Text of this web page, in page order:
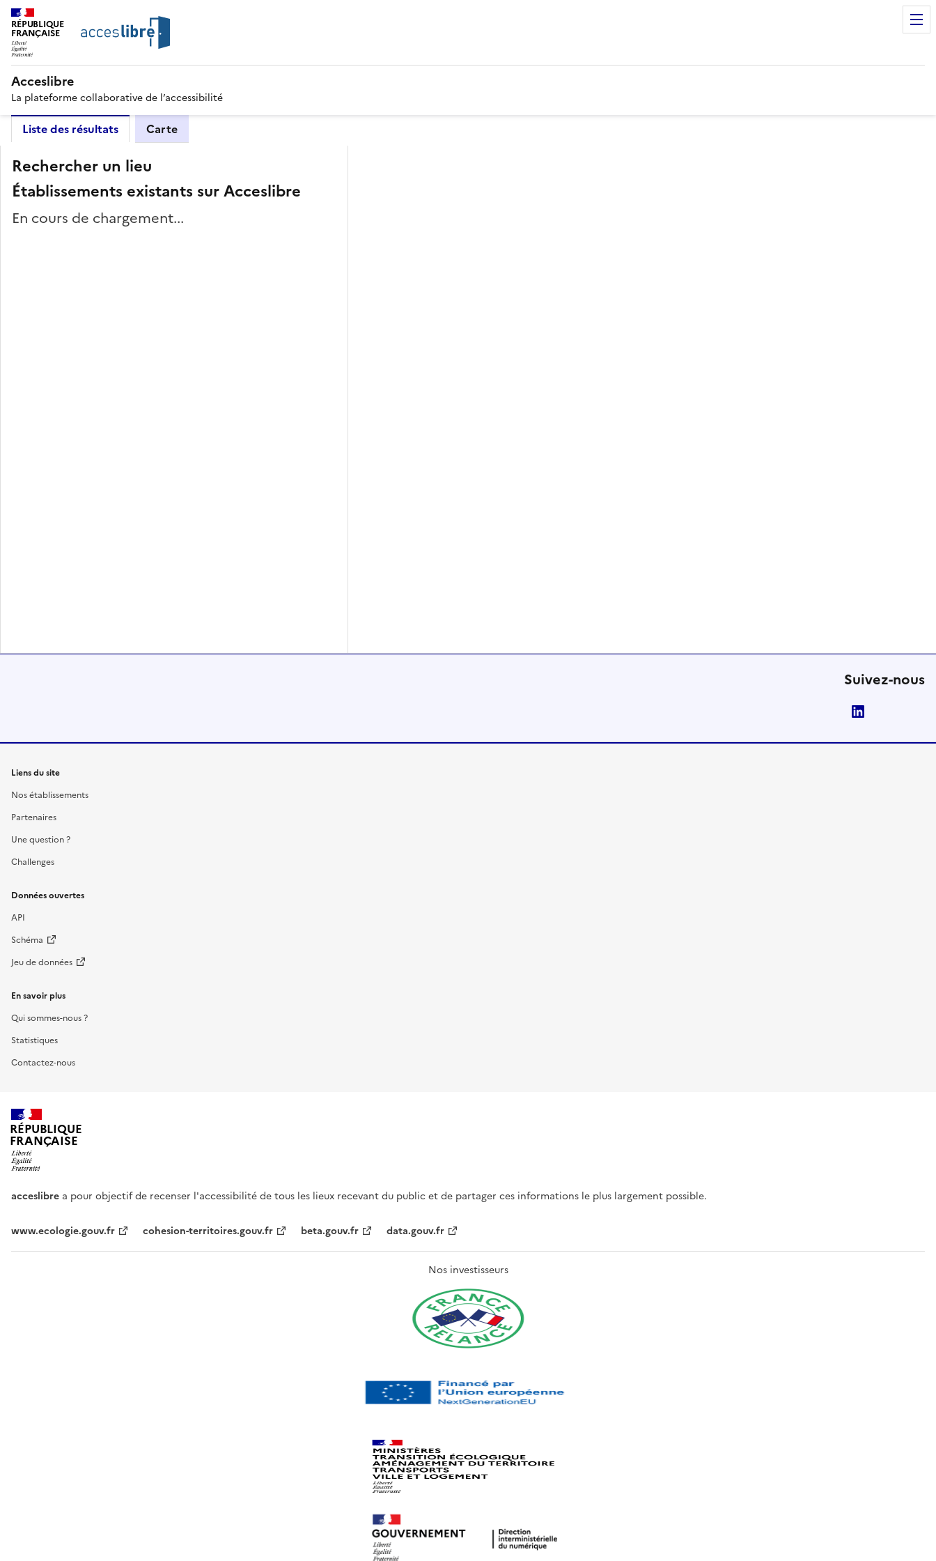
RÉPUBLIQUE
FRANÇAISE
Acceslibre
La plateforme collaborative de l’accessibilité
Liste des résultats Carte
Rechercher un lieu
Établissements existants sur Acceslibre
En cours de chargement...
Suivez-nous
Liens du site
Nos établissements
Partenaires
Une question ?
Challenges
Données ouvertes
API
Schéma
Jeu de données
En savoir plus
Qui sommes-nous ?
Statistiques
Contactez-nous
RÉPUBLIQUE
FRANÇAISE
acceslibre a pour objectif de recenser l'accessibilité de tous les lieux recevant du public et de partager ces informations le plus largement possible.
www.ecologie.gouv.fr cohesion-territoires.gouv.fr beta.gouv.fr data.gouv.fr
Nos investisseurs